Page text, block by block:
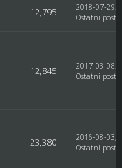
12,795
2018-07-29,
Ostatni post
12,845
2017-03-08,
Ostatni post
23,380
2016-08-03,
Ostatni post